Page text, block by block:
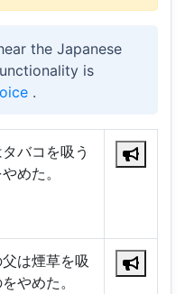
the Japanese
is
.
バコを吸う
めた。
は煙草を吸
やめた。